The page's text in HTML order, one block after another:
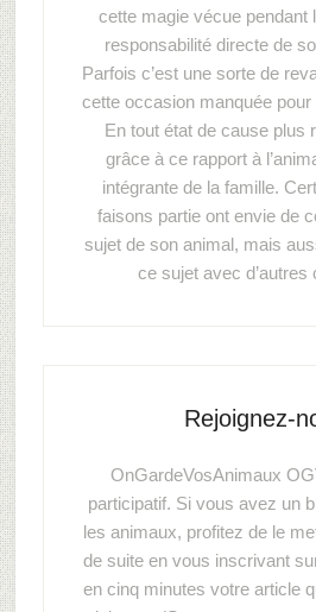
cette magie vécue pendant
responsabilité directe de
Parfois c’est une sorte de
cette occasion manquée
En tout état de cause plus
grâce à ce rapport à
intégrante de la famille.
faisons partie ont envie de
sujet de son animal, mais
ce sujet avec d’autres
Rejoignez-
OnGardeVosAnimaux
participatif. Si vous avez un
les animaux, profitez de le
de suite en vous inscrivant
en cinq minutes votre article